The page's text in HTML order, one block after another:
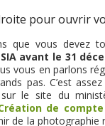
que vous devez
avant le 31
vous en parlons
pas. C’est
le site du
de compte
de la photographie